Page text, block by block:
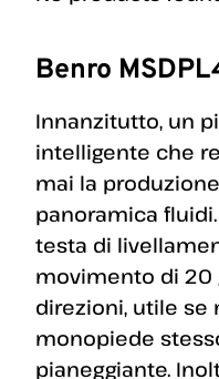
Benro
Innanzitutto, un
intelligente che
mai la
panoramica
testa di
movimento di 20
direzioni, utile se
monopiede
pianeggiante.